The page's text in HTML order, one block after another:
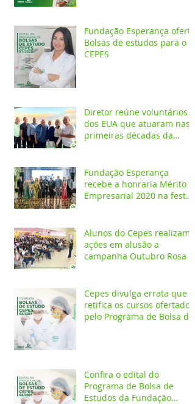
Fundação Esperança oferta
Bolsas de estudos para o
CEPES
Diretor reúne voluntários
dos EUA que atuaram nas
primeiras décadas da
Fundação Esperança
recebe a honraria Mérito
Empresarial 2020 na festa
Alunos do Cepes realizam
ações em alusão a
campanha Outubro Rosa
Cepes divulga errata que
retifica os cursos ofertados
pelo Programa de Bolsa de
Confira o edital do
Programa de Bolsa de
Estudos da Fundação